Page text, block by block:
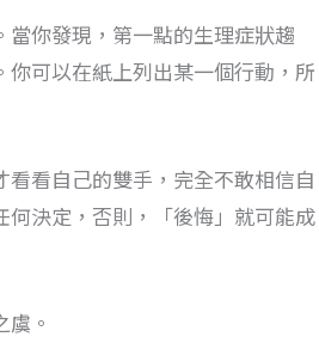
你發現，第一點的生理症狀趨
可以在紙上列出某一個行動，所
看自己的雙手，完全不敢相信自
決定，否則，「後悔」就可能成
。